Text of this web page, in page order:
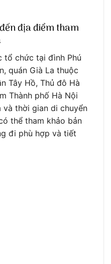
địa điểm tham
tổ chức tại đình Phú
quán Già La thuộc
Tây Hồ, Thủ đô Hà
Thành phố Hà Nội
và thời gian di chuyển
thể tham khảo bản
đi phù hợp và tiết